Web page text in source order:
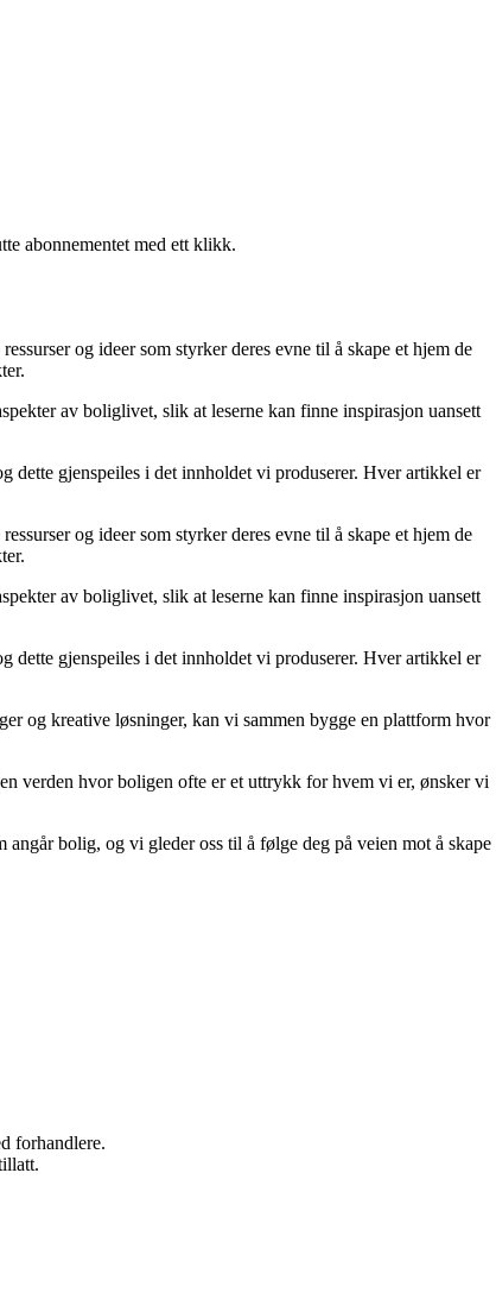
abonnementet med ett klikk.
og ideer som styrker deres evne til å skape et hjem de
av boliglivet, slik at leserne kan finne inspirasjon uansett
dette gjenspeiles i det innholdet vi produserer. Hver artikkel er
og ideer som styrker deres evne til å skape et hjem de
av boliglivet, slik at leserne kan finne inspirasjon uansett
dette gjenspeiles i det innholdet vi produserer. Hver artikkel er
og kreative løsninger, kan vi sammen bygge en plattform hvor
verden hvor boligen ofte er et uttrykk for hvem vi er, ønsker vi
bolig, og vi gleder oss til å følge deg på veien mot å skape
forhandlere.